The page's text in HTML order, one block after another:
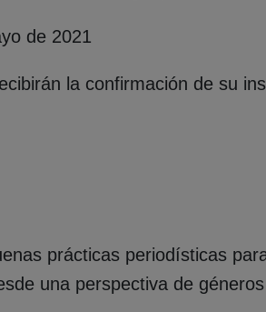
de 2021
la confirmación de su
prácticas periodísticas
una perspectiva de